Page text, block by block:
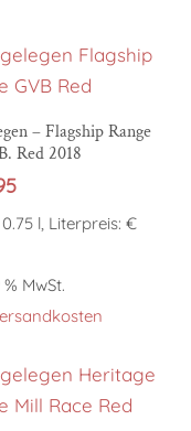
den Warenkorb
– Flagship Range
Red 2018
l, Literpreis: €
% MwSt.